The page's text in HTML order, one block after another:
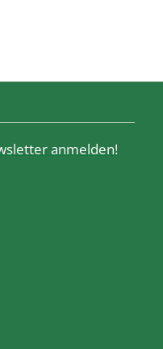
anmelden!